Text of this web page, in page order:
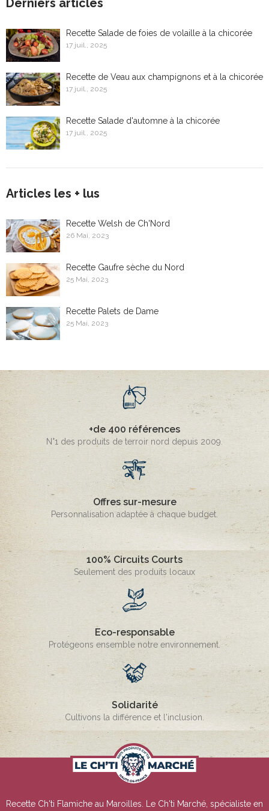
Recette Salade de foies de volaille à la chicorée
17 juil., 2025
Recette de Veau aux champignons et à la chicorée
17 juil., 2025
Recette Salade d'automne à la chicorée
17 juil., 2025
Articles les + lus
Recette Welsh de Ch'Nord
26 Mai, 2023
Recette Gaufre sèche du Nord
25 Mai, 2023
Recette Palets de Dame
25 Mai, 2023
+de 400 références
N°1 des produits de terroir nord depuis 2009.
Offres sur-mesure
Personnalisation adaptée à chaque budget.
100% Circuits Courts
Seulement des produits locaux
Eco-responsable
Protégeons ensemble notre environnement.
Solidarité
Cultivons la différence et l'inclusion.
Recette Ch'ti Flamiche au Maroilles. Le Ch'ti Marché, spécialiste en